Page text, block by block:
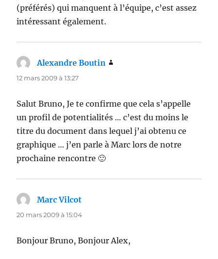
(préférés) qui manquent à l’équipe, c’est assez
intéressant également.
Alexandre Boutin
12 mars 2009 à 13:27
Salut Bruno, Je te confirme que cela s’appelle
un profil de potentialités … c’est du moins le
titre du document dans lequel j’ai obtenu ce
graphique … j’en parle à Marc lors de notre
prochaine rencontre 🙂
Marc Vilcot
20 mars 2009 à 15:04
Bonjour Bruno, Bonjour Alex,